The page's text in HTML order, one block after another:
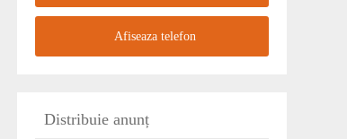
Afiseaza telefon
Distribuie anunț